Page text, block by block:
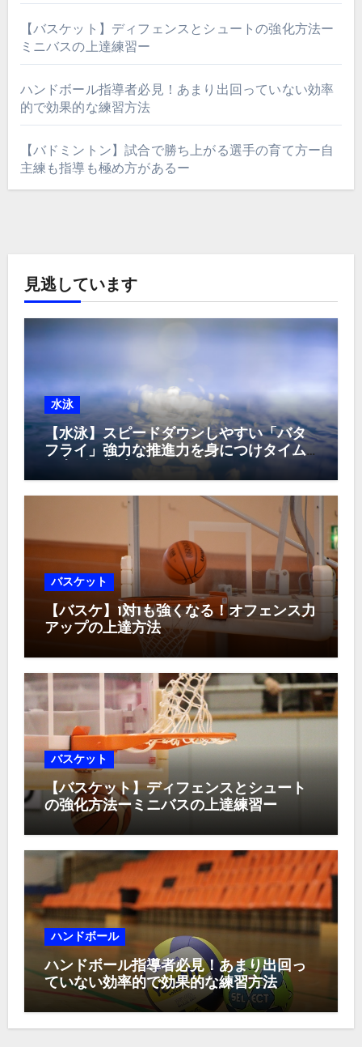
【バスケット】ディフェンスとシュートの強化方法ー
ミニバスの上達練習ー
ハンドボール指導者必見！あまり出回っていない効率
的で効果的な練習方法
【バドミントン】試合で勝ち上がる選手の育て方ー自
主練も指導も極め方があるー
見逃しています
水泳
【水泳】スピードダウンしやすい「バタ
フライ」強力な推進力を身につけタイム
バスケット
【バスケ】1対1も強くなる！オフェンス力
アップの上達方法
バスケット
【バスケット】ディフェンスとシュート
の強化方法ーミニバスの上達練習ー
ハンドボール
ハンドボール指導者必見！あまり出回っ
ていない効率的で効果的な練習方法